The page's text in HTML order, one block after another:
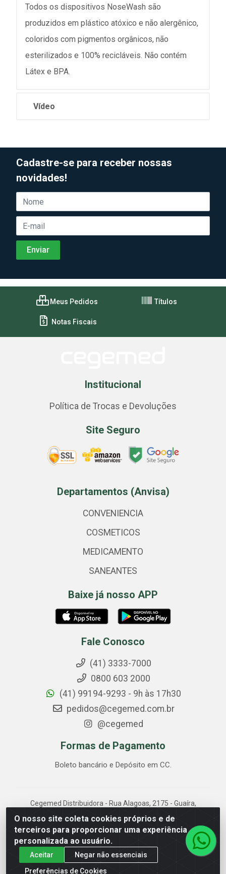
Todos os dispositivos NoseWash são
produzidos em plástico atóxico e não alergênico,
coloridos com pigmentos orgânicos, não
esterilizados e 100% recicláveis. Não contém
Látex e BPA.
Vídeo
O nosso site coleta cookies próprios e de
terceiros para proporcionar uma experiência
personalizada ao usuário.
Aceitar
Negar não essenciais
Preferências de Cookies
Cadastre-se para receber nossas
novidades!
Meus Pedidos Títulos
Notas Fiscais
Institucional
Política de Trocas e Devoluções
Site Seguro
Departamentos (Anvisa)
CONVENIENCIA
COSMETICOS
MEDICAMENTO
SANEANTES
Baixe já nosso APP
Fale Conosco
(41) 3333-7000
0800 603 2000
(41) 99194-9293 - 9h às 17h30
pedidos@cegemed.com.br
@cegemed
Formas de Pagamento
Boleto bancário e Depósito em CC.
Cegemed Distribuidora - Rua Alagoas, 2175 - Guaíra,
Curitiba/PR - CEP 80.630-050 - CNPJ 85.017.994/0001-